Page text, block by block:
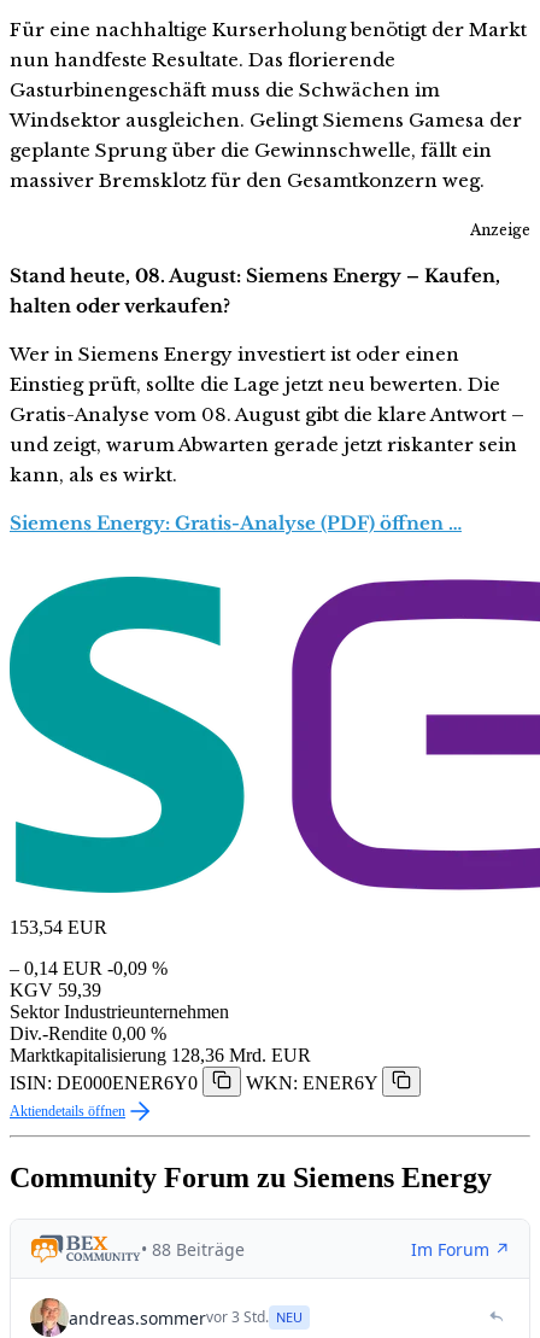
Für eine nachhaltige Kurserholung benötigt der Markt
nun handfeste Resultate. Das florierende
Gasturbinengeschäft muss die Schwächen im
Windsektor ausgleichen. Gelingt Siemens Gamesa der
geplante Sprung über die Gewinnschwelle, fällt ein
massiver Bremsklotz für den Gesamtkonzern weg.
Anzeige
Stand heute, 08. August: Siemens Energy – Kaufen,
halten oder verkaufen?
Wer in Siemens Energy investiert ist oder einen
Einstieg prüft, sollte die Lage jetzt neu bewerten. Die
Gratis-Analyse vom 08. August gibt die klare Antwort –
und zeigt, warum Abwarten gerade jetzt riskanter sein
kann, als es wirkt.
Siemens Energy: Gratis-Analyse (PDF) öffnen …
153,54 EUR
– 0,14 EUR -0,09 %
KGV 59,39
Sektor Industrieunternehmen
Div.-Rendite 0,00 %
Marktkapitalisierung 128,36 Mrd. EUR
ISIN: DE000ENER6Y0
WKN: ENER6Y
Aktiendetails öffnen
Community Forum zu Siemens Energy